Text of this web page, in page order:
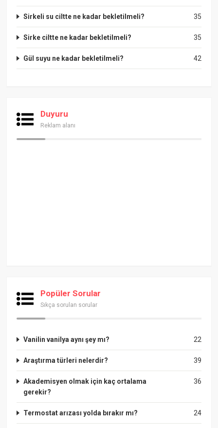
35
Sirkeli su ciltte ne kadar bekletilmeli?
35
Sirke ciltte ne kadar bekletilmeli?
42
Gül suyu ne kadar bekletilmeli?
Duyuru
Reklam alanı
Popüler Sorular
Sıkça sorulan sorular
22
Vanilin vanilya aynı şey mı?
39
Araştırma türleri nelerdir?
36
Akademisyen olmak için kaç ortalama
gerekir?
24
Termostat arızası yolda bırakır mı?